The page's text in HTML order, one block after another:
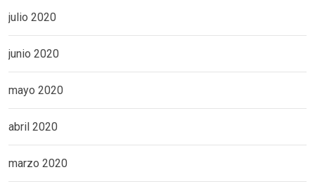
julio 2020
junio 2020
mayo 2020
abril 2020
marzo 2020